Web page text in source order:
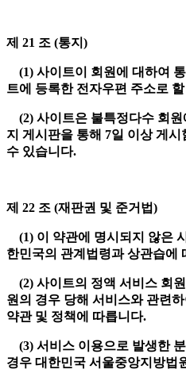
제 21 조 (통지)
(1) 사이트이 회원에 대하여
트에 등록한 전자우편 주소로
(2) 사이트은 불특정다수 회원
지 게시판을 통해 7일 이상 게
수 있습니다.
제 22 조 (재판권 및 준거법)
(1) 이 약관에 명시되지 않은
한민국의 관계법령과 상관습에
(2) 사이트의 정액 서비스 회
원의 경우 당해 서비스와 관련
약관 및 정책에 따릅니다.
(3) 서비스 이용으로 발생한
경우 대한민국 서울중앙지방법